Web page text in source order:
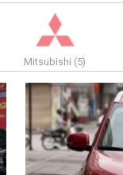
Mitsubishi (5)